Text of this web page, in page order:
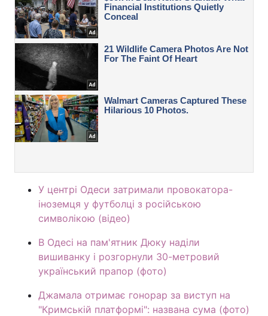
У центрі Одеси затримали провокатора-
іноземця у футболці з російською
символікою (відео)
В Одесі на пам'ятник Дюку наділи
вишиванку і розгорнули 30-метровий
український прапор (фото)
Джамала отримає гонорар за виступ на
"Кримській платформі": названа сума (фото)